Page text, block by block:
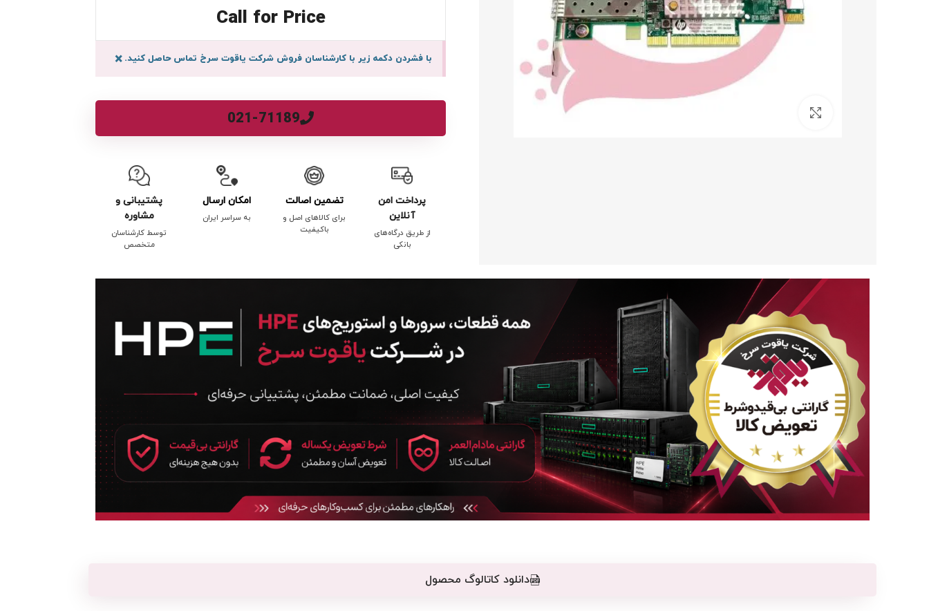
Call for Price
با فشردن دکمه زیر با کارشناسان فروش شرکت یاقوت سرخ تماس حاصل کنید.×
021-71189
پرداخت امن
آنلاین
از طریق درگاه‌های
بانکی
تضمین اصالت
برای کالاهای اصل و
باکیفیت
امکان ارسال
به سراسر ایران
پشتیبانی و
مشاوره
توسط کارشناسان
متخصص
دانلود کاتالوگ محصول